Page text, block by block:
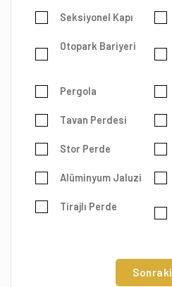
Seksiyonel Kapı
Otopark Bariyeri
Pergola
Tavan Perdesi
Stor Perde
Alüminyum Jaluzi
Tirajlı Perde
Sonraki